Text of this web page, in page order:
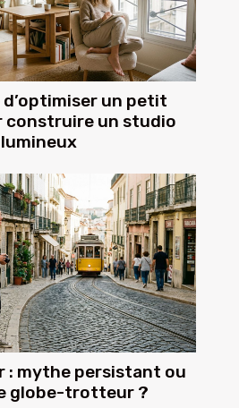
d’optimiser un petit
construire un studio
lumineux
: mythe persistant ou
globe-trotteur ?